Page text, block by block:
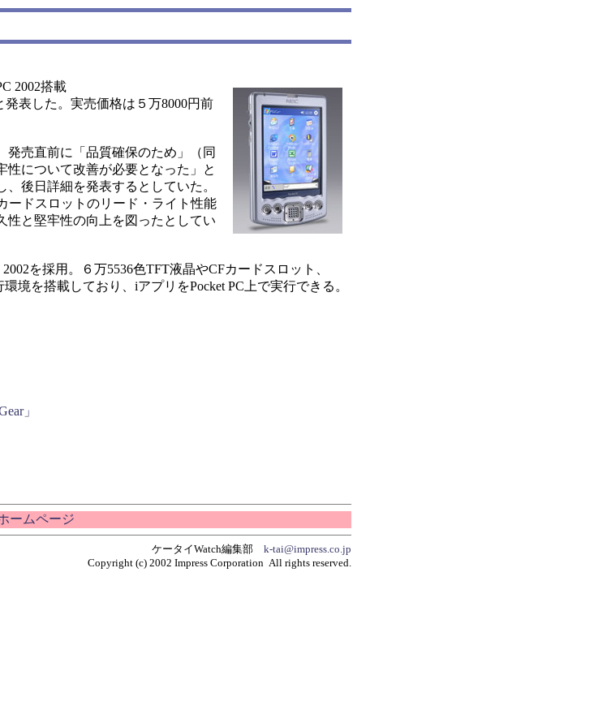
2002搭載
発表した。実売価格は５万8000円前
売直前に「品質確保のため」（同
性について改善が必要となった」と
後日詳細を発表するとしていた。
ードスロットのリード・ライト性能
性と堅牢性の向上を図ったとしてい
を採用。６万5536色TFT液晶やCFカードスロット、
境を搭載しており、iアプリをPocket PC上で実行できる。
」
ームページ
ケータイWatch編集部 k-tai@impress.co.jp
Copyright (c) 2002 Impress Corporation All rights reserved.